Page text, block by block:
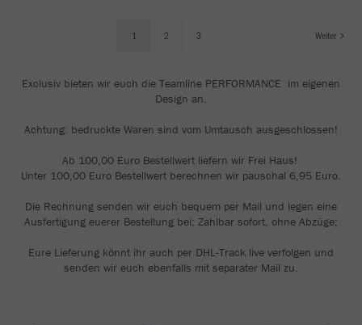
1 2 3 Weiter
Exclusiv bieten wir euch die Teamline PERFORMANCE im eigenen
Design an.
Achtung: bedruckte Waren sind vom Umtausch ausgeschlossen!
Ab 100,00 Euro Bestellwert liefern wir Frei Haus!
Unter 100,00 Euro Bestellwert berechnen wir pauschal 6,95 Euro.
Die Rechnung senden wir euch bequem per Mail und legen eine
Ausfertigung euerer Bestellung bei; Zahlbar sofort, ohne Abzüge;
Eure Lieferung könnt ihr auch per DHL-Track live verfolgen und
senden wir euch ebenfalls mit separater Mail zu.